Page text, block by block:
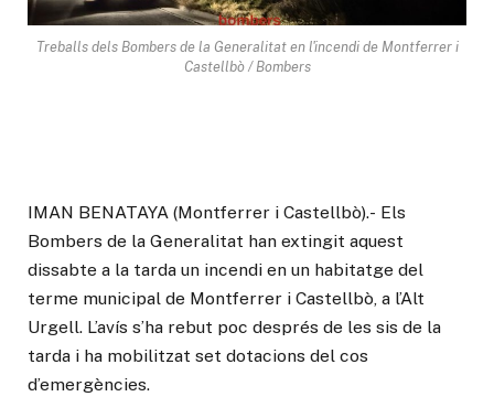
Treballs dels Bombers de la Generalitat en l'incendi de Montferrer i
Castellbò / Bombers
IMAN BENATAYA (Montferrer i Castellbò).- Els
Bombers de la Generalitat han extingit aquest
dissabte a la tarda un incendi en un habitatge del
terme municipal de Montferrer i Castellbò, a l’Alt
Urgell. L’avís s’ha rebut poc després de les sis de la
tarda i ha mobilitzat set dotacions del cos
d’emergències.